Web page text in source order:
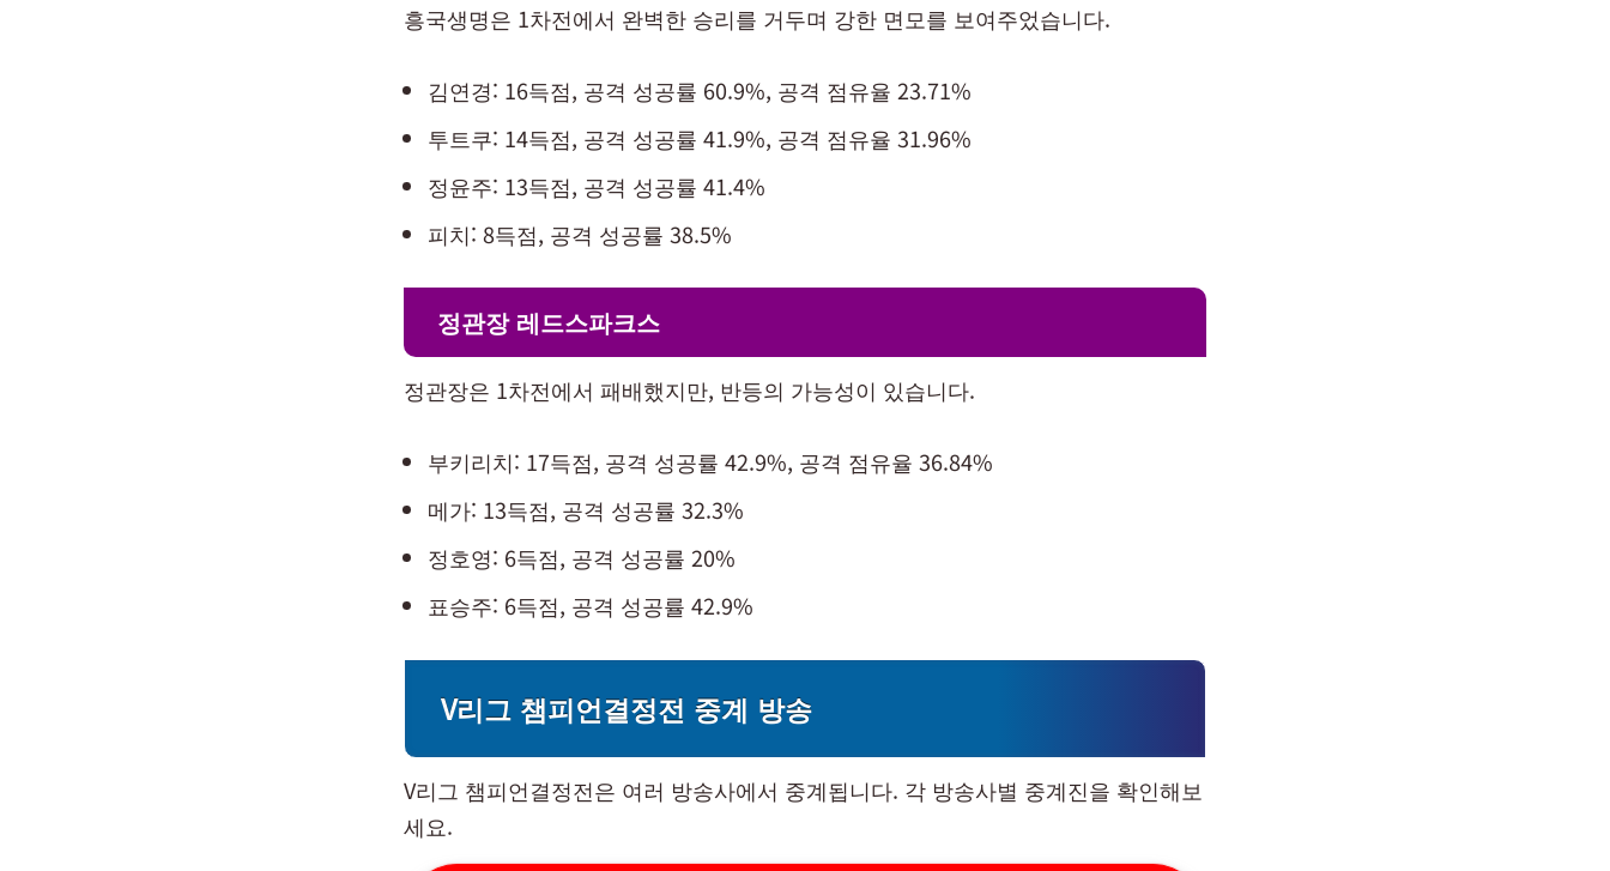
흥국생명은 1차전에서 완벽한 승리를 거두며 강한 면모를 보여주었습니다.
김연경: 16득점, 공격 성공률 60.9%, 공격 점유율 23.71%
투트쿠: 14득점, 공격 성공률 41.9%, 공격 점유율 31.96%
정윤주: 13득점, 공격 성공률 41.4%
피치: 8득점, 공격 성공률 38.5%
정관장 레드스파크스
정관장은 1차전에서 패배했지만, 반등의 가능성이 있습니다.
부키리치: 17득점, 공격 성공률 42.9%, 공격 점유율 36.84%
메가: 13득점, 공격 성공률 32.3%
정호영: 6득점, 공격 성공률 20%
표승주: 6득점, 공격 성공률 42.9%
V리그 챔피언결정전 중계 방송
V리그 챔피언결정전은 여러 방송사에서 중계됩니다. 각 방송사별 중계진을 확인해보
세요.